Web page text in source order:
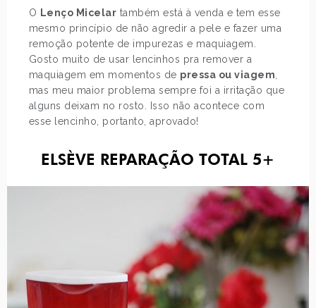
O Lenço Micelar também está à venda e tem esse
mesmo princípio de não agredir a pele e fazer uma
remoção potente de impurezas e maquiagem.
Gosto muito de usar lencinhos pra remover a
maquiagem em momentos de pressa ou viagem
mas meu maior problema sempre foi a irritação que
alguns deixam no rosto. Isso não acontece com
esse lencinho, portanto, aprovado!
ELSÈVE REPARAÇÃO TOTAL 5+